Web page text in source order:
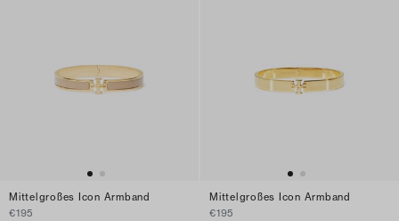
Mittelgroßes Icon Armband
€195
Mittelgroßes Icon Armband
€195